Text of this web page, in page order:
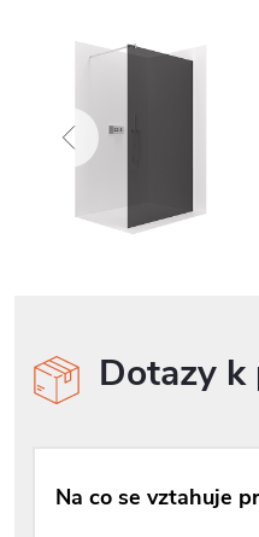
Dotazy
Na co se vztahuje